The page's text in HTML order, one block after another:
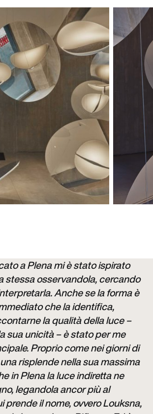
a Plena mi è stato ispirato
stessa osservandola, cercando
Anche se la forma è
che la identifica,
la qualità della luce –
sua unicità – è stato per me
Proprio come nei giorni di
risplende nella sua massima
in Plena la luce indiretta ne
legandola ancor più al
prende il nome, ovvero Louksna,